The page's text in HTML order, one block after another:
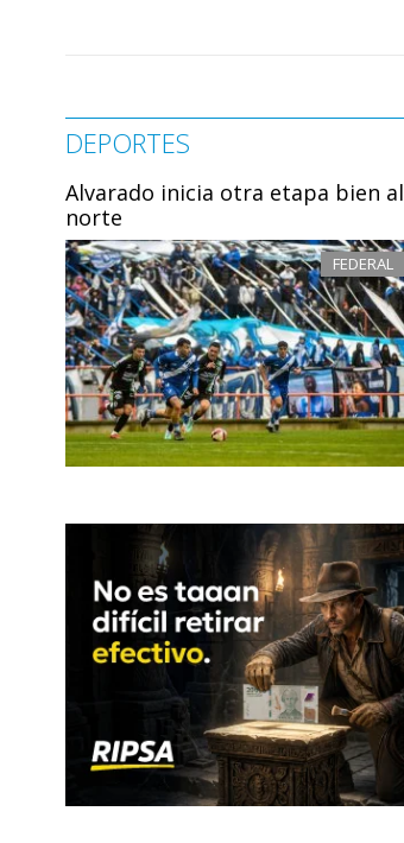
DEPORTES
Alvarado inicia otra etapa bien al
norte
FEDERAL